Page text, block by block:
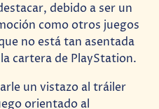
debido a ser un
como otros juegos
no está tan asentada
cartera de PlayStation.
un vistazo al tráiler
orientado al